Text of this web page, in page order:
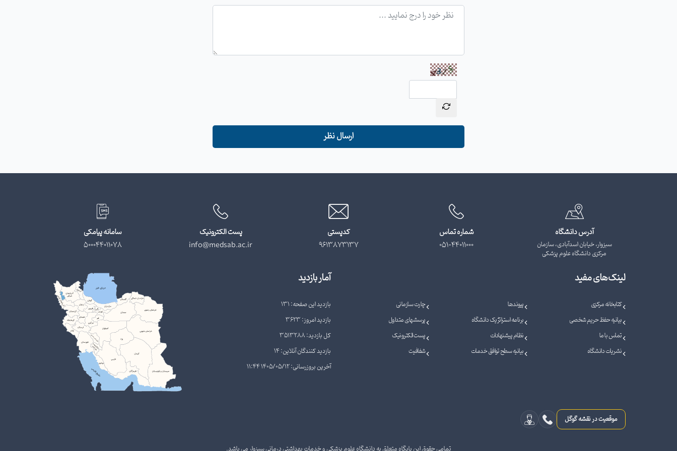
ارسال نظر
آدرس دانشگاه
سبزوار، خیابان اسدآبادی، سازمان
مرکزی دانشگاه علوم پزشکی
شماره تماس
051-44011000
کدپستی
9613873137
پست الکترونیک
info@medsab.ac.ir
سامانه پیامکی
500044011078
لینک‌های مفید
کتابخانه مرکزی پیوندها
چارت سازمانی
بیانیه حفظ حریم شخصی
برنامه استراتژیک دانشگاه
پرسشهای متداول
تماس با ما
نظام پیشنهادات
پست الکترونیک
نشریات دانشگاه
بیانیه سطح توافق خدمات شفافیت
آمار بازدید
بازدید این صفحه: 131
بازدید امروز: 3623
کل بازدید: 3513288
بازدید کنندگان آنلاین: 14
آخرین بروزرسانی: 1405/05/12 11:44
موقعیت در نقشه گوگل
تمامی حقوق این پایگاه متعلق به دانشگاه علوم پزشکی و خدمات بهداشتی درمانی سبزوار می باشد.